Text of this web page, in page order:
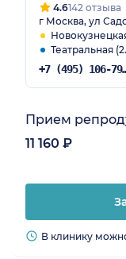
4.6142 отзыва
г Москва, ул
Театральная
+7
Прием
11 160 ₽
В клинику